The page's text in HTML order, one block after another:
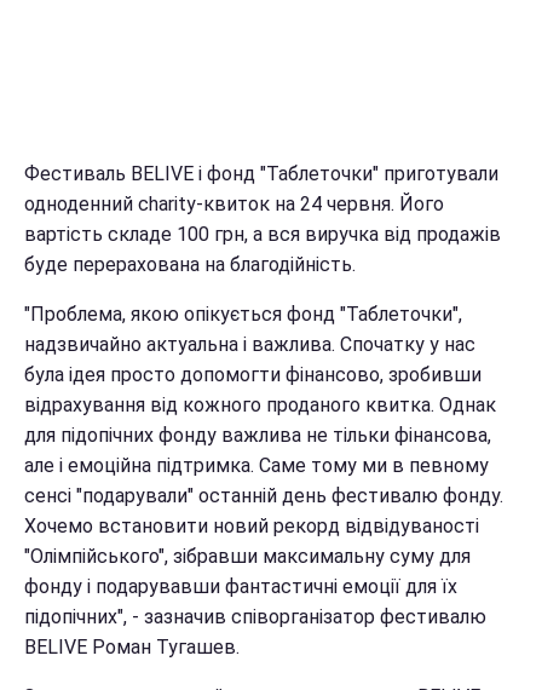
Фестиваль BELIVE і фонд "Таблеточки" приготували
одноденний charity-квиток на 24 червня. Його
вартість складе 100 грн, а вся виручка від продажів
буде перерахована на благодійність.
"Проблема, якою опікується фонд "Таблеточки",
надзвичайно актуальна і важлива. Спочатку у нас
була ідея просто допомогти фінансово, зробивши
відрахування від кожного проданого квитка. Однак
для підопічних фонду важлива не тільки фінансова,
але і емоційна підтримка. Саме тому ми в певному
сенсі "подарували" останній день фестивалю фонду.
Хочемо встановити новий рекорд відвідуваності
"Олімпійського", зібравши максимальну суму для
фонду і подарувавши фантастичні емоції для їх
підопічних", - зазначив співорганізатор фестивалю
BELIVE Роман Тугашев.